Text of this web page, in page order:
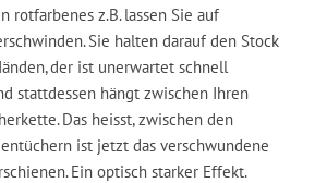
rotfarbenes z.B. lassen Sie auf
Sie halten darauf den Stock
der ist unerwartet schnell
stattdessen hängt zwischen Ihren
Das heisst, zwischen den
ist jetzt das verschwundene
Ein optisch starker Effekt.